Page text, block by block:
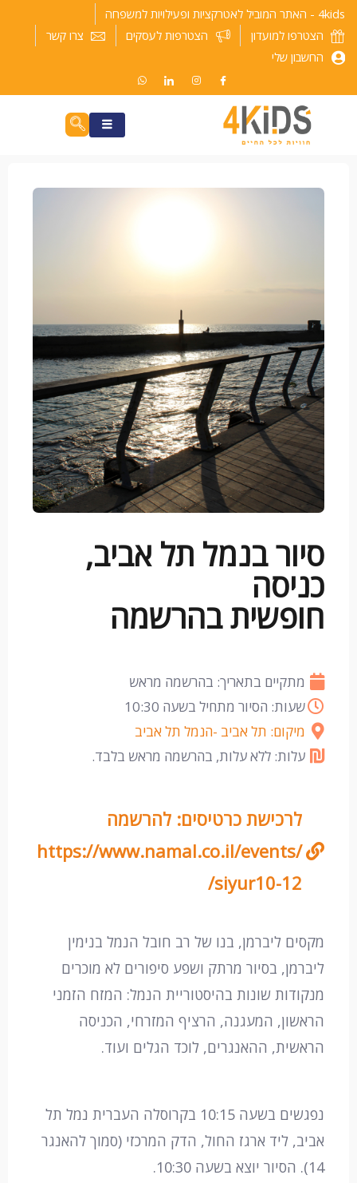
דילוג
לתוכן
4kids - האתר המוביל לאטרקציות ופעילויות למשפחה
הצטרפו למועדון
הצטרפות לעסקים
צרו קשר
החשבון שלי
סיור בנמל תל אביב,
כניסה
חופשית בהרשמה
מתקיים בתאריך: בהרשמה מראש
שעות: הסיור מתחיל בשעה 10:30
מיקום: תל אביב -הנמל תל אביב
עלות: ללא עלות, בהרשמה מראש בלבד.
לרכישת כרטיסים: להרשמה
https://www.namal.co.il/events/
siyur10-12/
מקסים ליברמן, בנו של רב חובל הנמל בנימין
ליברמן, בסיור מרתק ושפע סיפורים לא מוכרים
מנקודות שונות בהיסטוריית הנמל: המזח הזמני
הראשון, המעגנה, הרציף המזרחי, הכניסה
הראשית, ההאנגרים, לוכד הגלים ועוד.
נפגשים בשעה 10:15 בקרוסלה העברית נמל תל
אביב, ליד ארגז החול, הדק המרכזי (סמוך להאנגר
14). הסיור יוצא בשעה 10:30.